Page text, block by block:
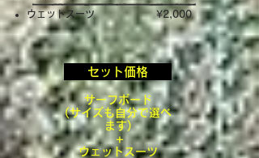
ウェットスーツ
¥2,000
セット価格
サーフボード
(サイズも自分で選べ
ます)
+
ウェットスーツ